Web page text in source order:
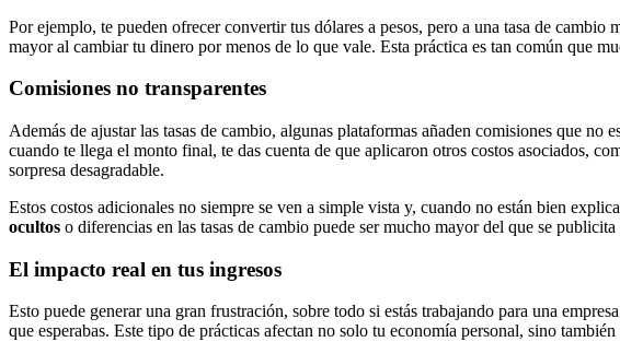
Por ejemplo, te pueden ofrecer convertir tus dólares a pesos, pero a una tasa de
mayor al cambiar tu dinero por menos de lo que vale. Esta práctica es tan común que
Comisiones no transparentes
Además de ajustar las tasas de cambio, algunas plataformas añaden comisiones que
cuando te llega el monto final, te das cuenta de que aplicaron otros costos asociados,
sorpresa desagradable.
Estos costos adicionales no siempre se ven a simple vista y, cuando no están bien
ocultos o diferencias en las tasas de cambio puede ser mucho mayor del que se
El impacto real en tus ingresos
Esto puede generar una gran frustración, sobre todo si estás trabajando para una
que esperabas. Este tipo de prácticas afectan no solo tu economía personal, sino